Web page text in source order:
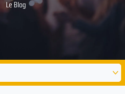
Le Blog